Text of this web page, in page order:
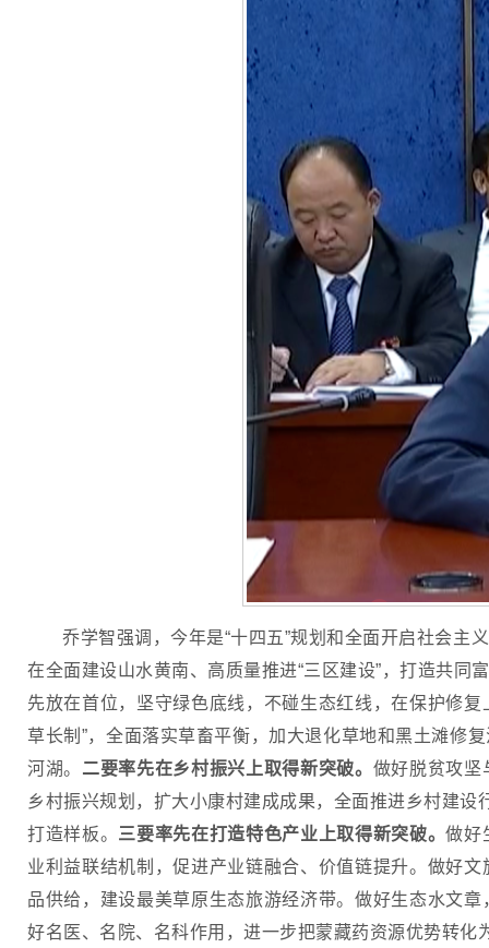
乔学智强调，今年是“十四五”规划和全面开启社会
在全面建设山水黄南、高质量推进“三区建设”，打造共同
先放在首位，坚守绿色底线，不碰生态红线，在保护修
草长制”，全面落实草畜平衡，加大退化草地和黑土滩修
河湖。 二要率先在乡村振兴上取得新突破。 做好脱贫攻坚
乡村振兴规划，扩大小康村建成成果，全面推进乡村建
打造样板。 三要率先在打造特色产业上取得新突破。做好
业利益联结机制，促进产业链融合、价值链提升。做好
品供给，建设最美草原生态旅游经济带。做好生态水文
好名医、名院、名科作用，进一步把蒙藏药资源优势转化